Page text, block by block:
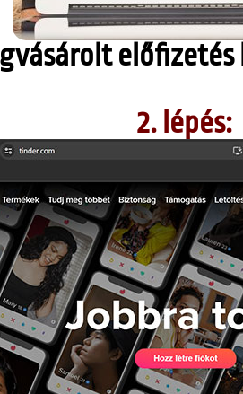
2. lépés: